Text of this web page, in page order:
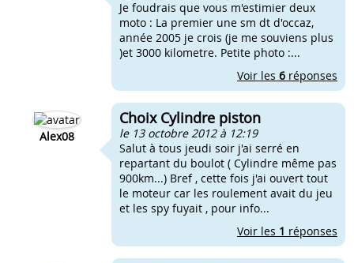
Je foudrais que vous m'estimier deux
moto : La premier une sm dt d'occaz,
année 2005 je crois (je me souviens plus
)et 3000 kilometre. Petite photo :...
Voir les 6 réponses
Alex08
Choix Cylindre piston
le 13 octobre 2012 à 12:19
Salut à tous jeudi soir j'ai serré en
repartant du boulot ( Cylindre même pas
900km...) Bref , cette fois j'ai ouvert tout
le moteur car les roulement avait du jeu
et les spy fuyait , pour info...
Voir les 1 réponses